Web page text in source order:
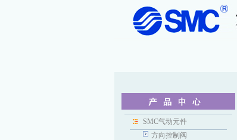
SMC气动元件
方向控制阀